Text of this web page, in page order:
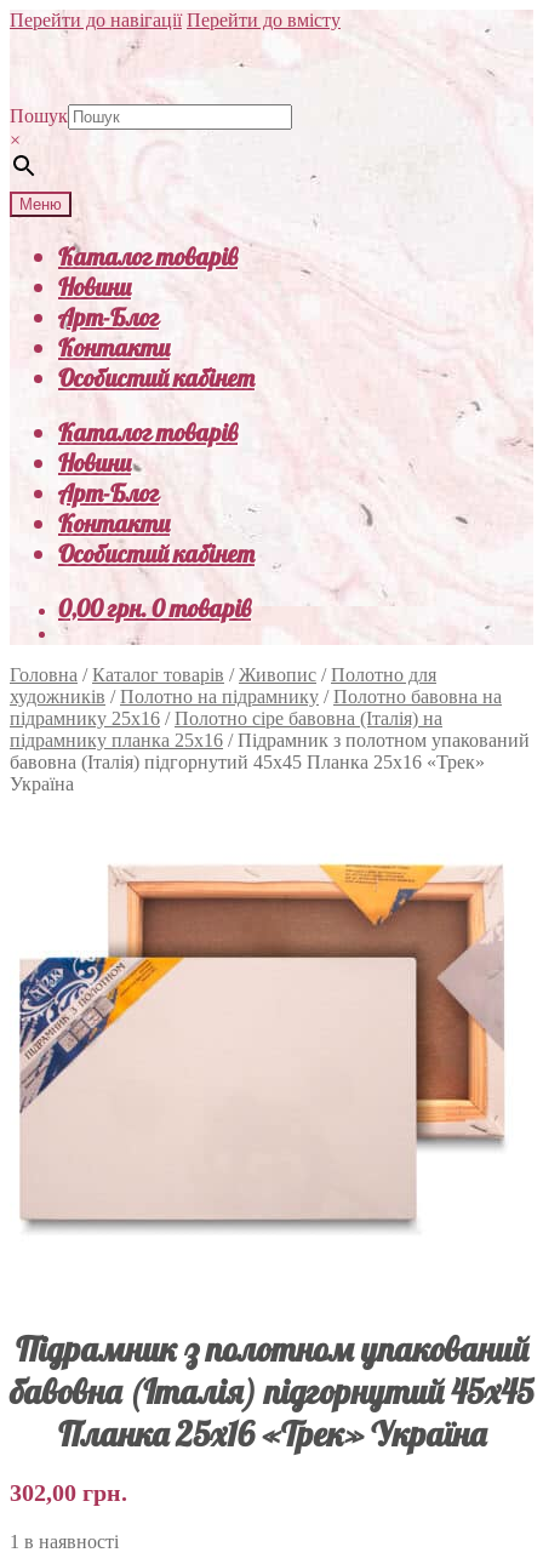
Перейти до навігації Перейти до вмісту
Пошук
×
Меню
Каталог товарів
Новини
Арт-Блог
Контакти
Особистий кабінет
Каталог товарів
Новини
Арт-Блог
Контакти
Особистий кабінет
0,00грн.0 товарів
Головна /Каталог товарів /Живопис /Полотно для
художників /Полотно на підрамнику /Полотно бавовна на
підрамнику 25х16 /Полотно сіре бавовна (Італія) на
підрамнику планка 25х16 /Підрамник з полотном упакований
бавовна (Італія) підгорнутий 45х45 Планка 25х16 «Трек»
Україна
Підрамник з полотном упакований
бавовна (Італія) підгорнутий 45х45
Планка 25х16 «Трек» Україна
302,00 грн.
1 в наявності